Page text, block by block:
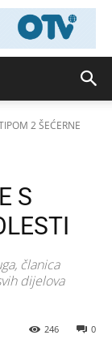
2 ŠEĆERNE
S
članica
dijelova
0
246